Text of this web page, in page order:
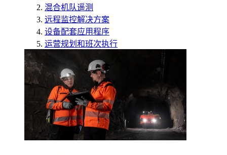
混合机队遥测
远程监控解决方案
设备配套应用程序
运营规划和班次执行